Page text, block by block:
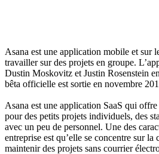
Asana est une application mobile et sur
travailler sur des projets en groupe.
Dustin Moskovitz et Justin Rosenstein
bêta officielle est sortie en novembre
Asana est une application SaaS qui
pour des petits projets individuels, des
avec un peu de personnel. Une des
entreprise est qu’elle se concentre sur la
maintenir des projets sans courrier